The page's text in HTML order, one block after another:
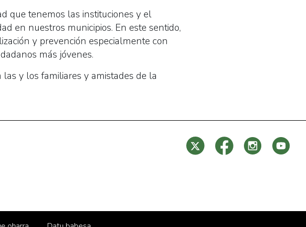
que tenemos las instituciones y el
en nuestros municipios. En este sentido,
y prevención especialmente con
más jóvenes.
y los familiares y amistades de la